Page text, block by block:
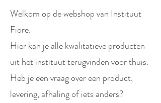
Welkom op de webshop van Instituut
Fiore.
Hier kan je alle kwalitatieve producten
uit het instituut terugvinden voor thuis.
Heb je een vraag over een product,
levering, afhaling of iets anders?